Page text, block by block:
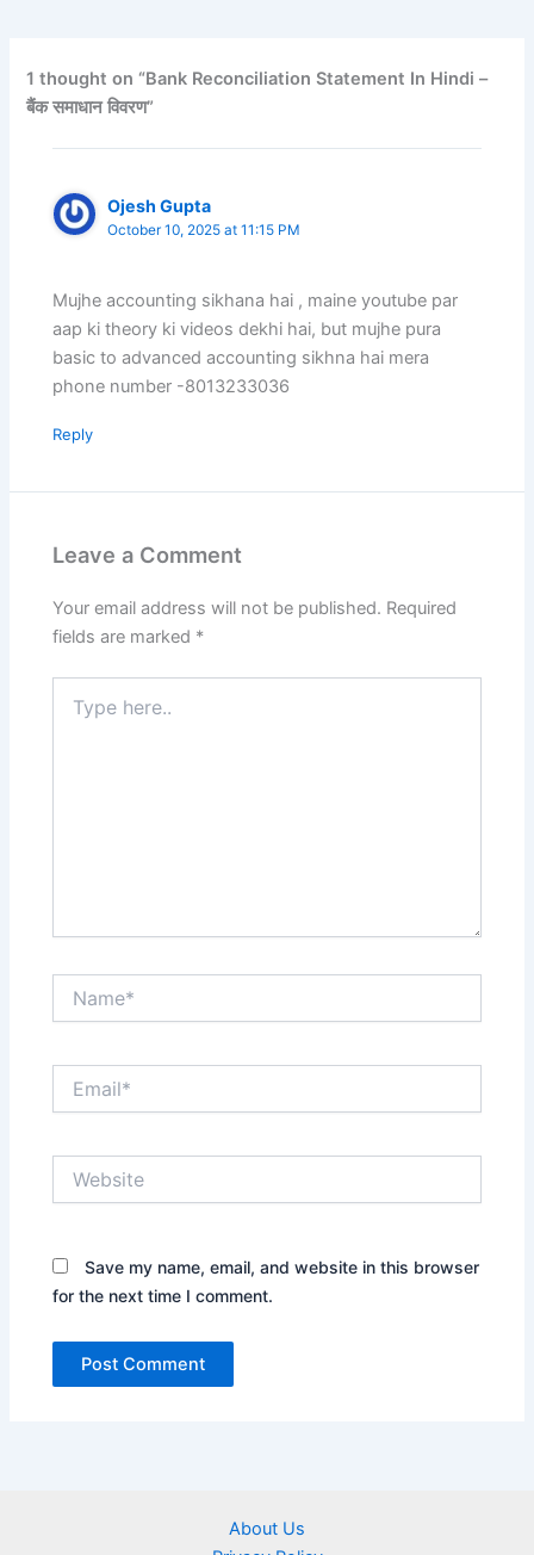
1 thought on “Bank Reconciliation Statement In Hindi –
बैंक समाधान विवरण”
Ojesh Gupta
October 10, 2025 at 11:15 PM
Mujhe accounting sikhana hai , maine youtube par
aap ki theory ki videos dekhi hai, but mujhe pura
basic to advanced accounting sikhna hai mera
phone number -8013233036
Reply
Leave a Comment
Your email address will not be published. Required
fields are marked *
here..
Save my name, email, and website in this browser
for the next time I comment.
About Us